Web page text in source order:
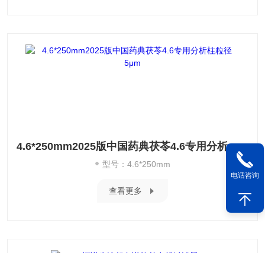
4.6*250mm2025版中国药典茯苓4.6专用分析柱粒径5μm
型号：4.6*250mm
查看更多
电话咨询